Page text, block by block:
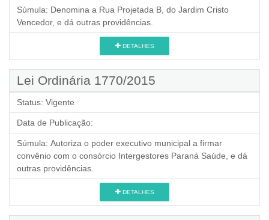
Súmula: Denomina a Rua Projetada B, do Jardim Cristo
Vencedor, e dá outras providências.
DETALHES
Lei Ordinária 1770/2015
Status: Vigente
Data de Publicação:
Súmula: Autoriza o poder executivo municipal a firmar
convênio com o consórcio Intergestores Paraná Saúde, e dá
outras providências.
DETALHES